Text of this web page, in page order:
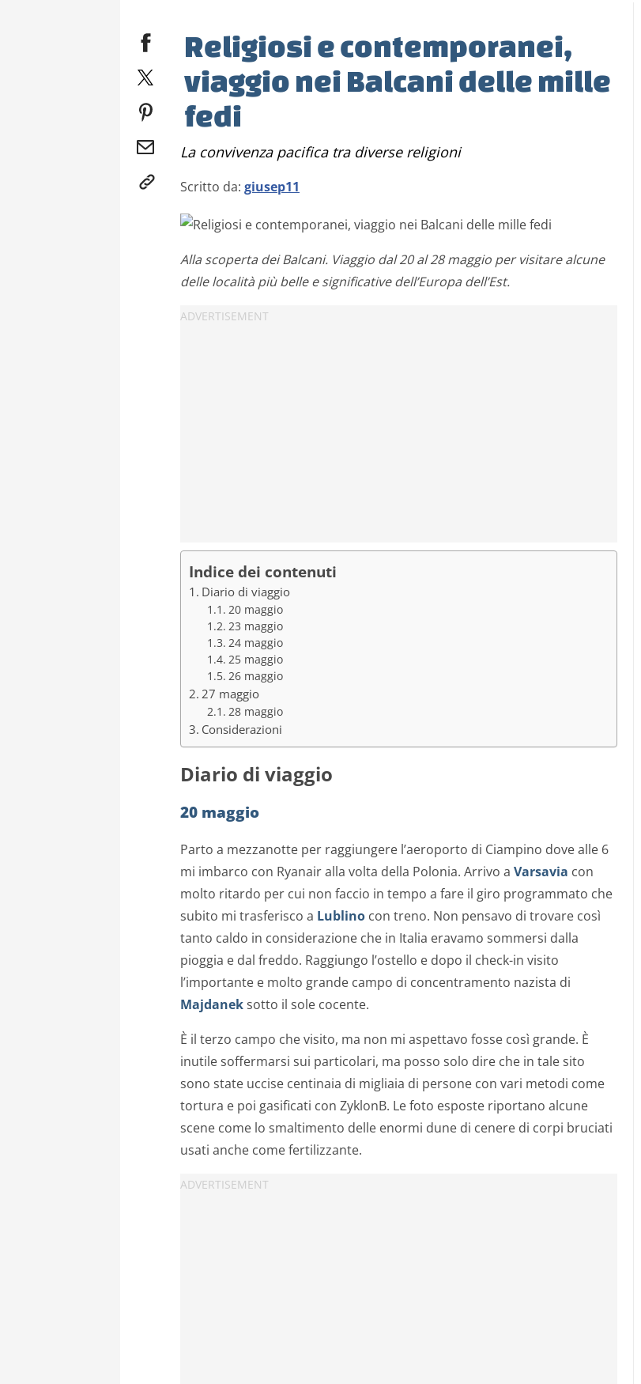
Religiosi e contemporanei,
viaggio nei Balcani delle mille
fedi
La convivenza pacifica tra diverse religioni
Scritto da: giusep11
Alla scoperta dei Balcani. Viaggio dal 20 al 28 maggio per visitare alcune
delle località più belle e significative dell’Europa dell’Est.
Indice dei contenuti
Diario di viaggio
20 maggio
23 maggio
24 maggio
25 maggio
26 maggio
27 maggio
28 maggio
Considerazioni
Diario di viaggio
20 maggio
Parto a mezzanotte per raggiungere l’aeroporto di Ciampino dove alle 6
mi imbarco con Ryanair alla volta della Polonia. Arrivo a Varsavia con
molto ritardo per cui non faccio in tempo a fare il giro programmato che
subito mi trasferisco a Lublino con treno. Non pensavo di trovare così
tanto caldo in considerazione che in Italia eravamo sommersi dalla
pioggia e dal freddo. Raggiungo l’ostello e dopo il check-in visito
l’importante e molto grande campo di concentramento nazista di
Majdaneksotto il sole cocente.
È il terzo campo che visito, ma non mi aspettavo fosse così grande. È
inutile soffermarsi sui particolari, ma posso solo dire che in tale sito
sono state uccise centinaia di migliaia di persone con vari metodi come
tortura e poi gasificati con ZyklonB. Le foto esposte riportano alcune
scene come lo smaltimento delle enormi dune di cenere di corpi bruciati
usati anche come fertilizzante.